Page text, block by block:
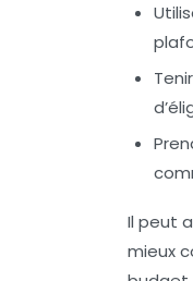
Il peut
mieux